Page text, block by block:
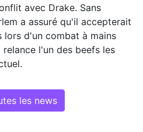
avec Drake. Sans
a assuré qu'il accepterait
d'un combat à mains
l'un des beefs les
les news